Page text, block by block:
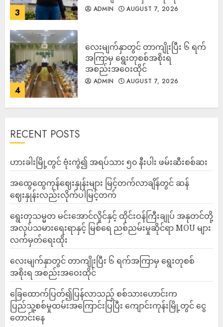
3 ADMIN AUGUST 7, 2026
4
လေးမျက်နှာတွင် တာကျိုးပြီး ၆ ရက်
အကြာမှ ရွေးတုစစ်အစိုးရ
အစည်းအဝေးထိုင်
ADMIN AUGUST 7, 2026
RECENT POSTS
ဟားခါးမြို့တွင် ဗုံးကွဲ၍ အရပ်သား ၅၀ နီးပါး ဖမ်းဆီးစစ်ဆး
အထွေထွေကုန်ဈေးနှုန်းများ မြင့်တက်လာချိန်တွင် ဆန်
ဈေးနှုန်းလည်းလိုက်ပါမြင့်တက်
ရွေးတုသမ္မတ မင်းအောင်လှိုင်နှင့် ထိုင်းဝန်ကြီးချုပ် အနုတင်တို့
အလုပ်သမားရေးရာနှင့် မြစ်ရေ ညစ်ညမ်းမှုဆိုင်ရာ MOU များ
လက်မှတ်ရေးထိုး
လေးမျက်နှာတွင် တာကျိုးပြီး ၆ ရက်အကြာမှ ရွေးတုစစ်
အစိုးရ အစည်းအဝေးထိုင်
ခြေထောက်ပြတ်၍ပြန်လာသည့် စစ်သားဟောင်းက
ပြည်သူ့စစ်မှုထမ်းအကြောင်းပြပြီး ကျောင်းကုန်းမြို့တွင် ငွေ
တောင်းနေ